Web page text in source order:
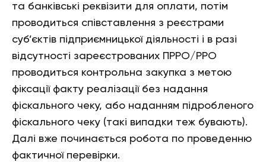
та банківські реквізити для оплати, потім
проводиться співставлення з реєстрами
суб’єктів підприємницької діяльності і в разі
відсутності зареєстрованих ПРРО/РРО
проводиться контрольна закупка з метою
фіксації факту реалізації без надання
фіскального чеку, або наданням підробленого
фіскального чеку (такі випадки теж бувають).
Далі вже починається робота по проведенню
фактичної перевірки.